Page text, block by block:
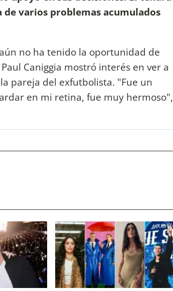
varios problemas acumulados
no ha tenido la oportunidad de
Caniggia mostró interés en ver a
pareja del exfutbolista. "Fue un
en mi retina, fue muy hermoso",